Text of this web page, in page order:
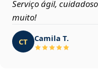
Serviço ágil,
muito!
CT Camila T.